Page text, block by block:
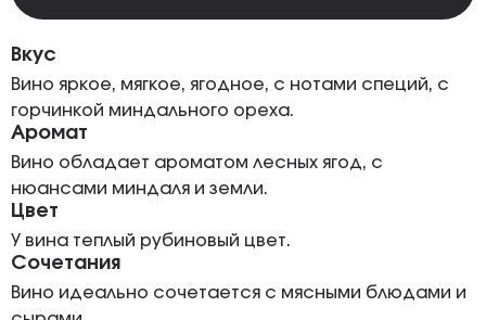
Вкус
Вино яркое, мягкое, ягодное, с нотами специй, с
горчинкой миндального ореха.
Аромат
Вино обладает ароматом лесных ягод, с
нюансами миндаля и земли.
Цвет
У вина теплый рубиновый цвет.
Сочетания
Вино идеально сочетается с мясными блюдами и